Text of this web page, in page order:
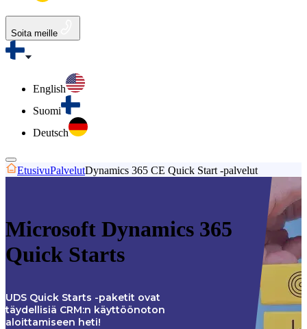
Soita meille
English
Suomi
Deutsch
EtusivuPalvelutDynamics 365 CE Quick Start -palvelut
Microsoft Dynamics 365
Quick Starts
UDS Quick Starts -paketit ovat
täydellisiä CRM:n käyttöönoton
aloittamiseen heti!